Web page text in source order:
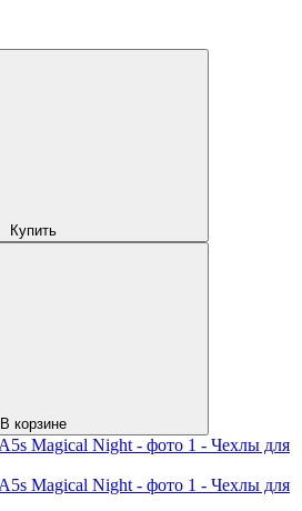
Купить
В корзине